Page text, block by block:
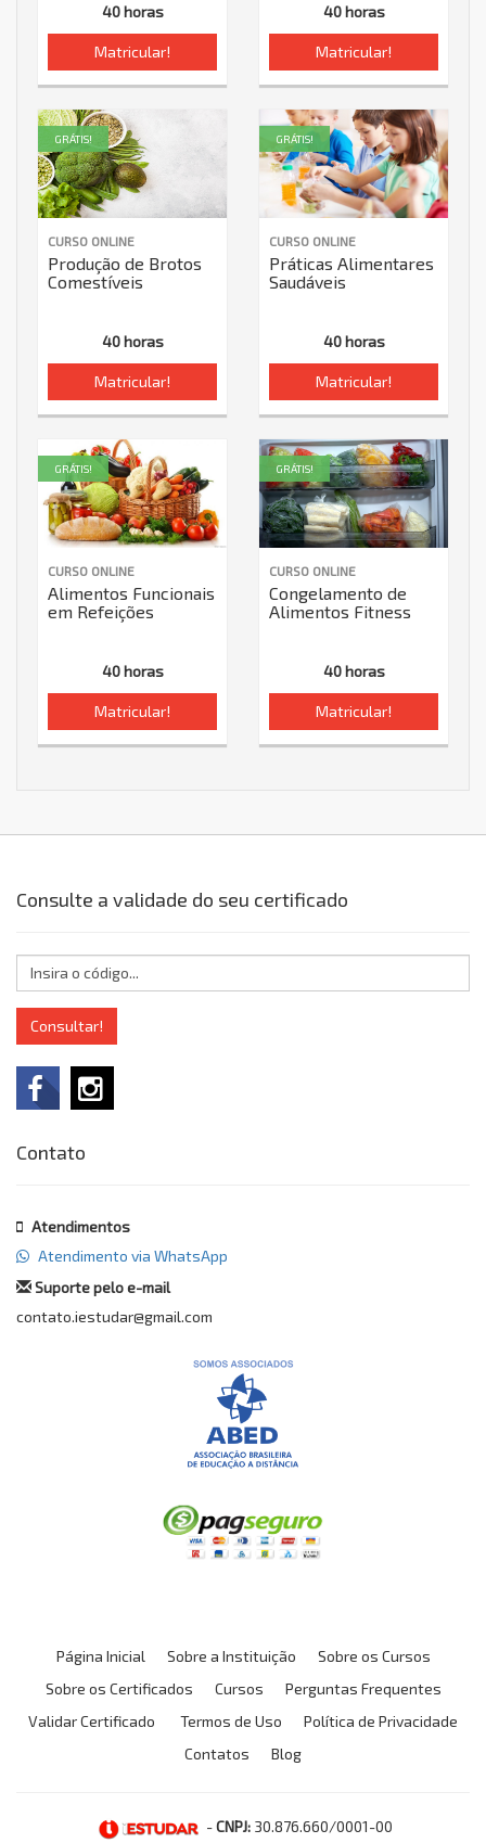
40 horas
Matricular!
40 horas
Matricular!
CURSO ONLINE
Produção de Brotos
Comestíveis
40 horas
Matricular!
GRÁTIS!
CURSO ONLINE
Práticas Alimentares
Saudáveis
40 horas
Matricular!
GRÁTIS!
CURSO ONLINE
Alimentos Funcionais
em Refeições
40 horas
Matricular!
GRÁTIS!
CURSO ONLINE
Congelamento de
Alimentos Fitness
40 horas
Matricular!
GRÁTIS!
Consulte a validade do seu certificado
Consultar!
Contato
Atendimentos
Atendimento via WhatsApp
Suporte pelo e-mail
contato.iestudar@gmail.com
Página Inicial Sobre a Instituição
Sobre os Cursos
Sobre os Certificados
Cursos
Perguntas Frequentes
Validar Certificado
Termos de Uso
Política de Privacidade
Contatos
Blog
-CNPJ:30.876.660/0001-00